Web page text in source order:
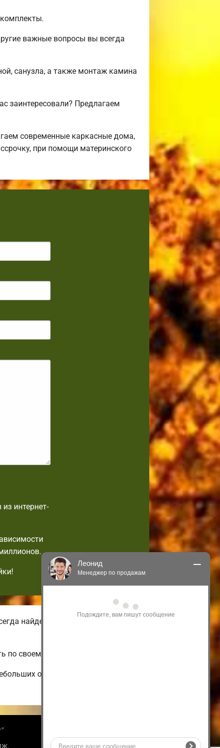
важные вопросы вы всегда
санузла, а также монтаж камина
заинтересовали? Предлагаем
современные каркасные дома,
при помощи материнского
интернет-
найдете зимние и летние
своему вкусу.
одноэтажных и недорогих
Леонид
Менеджер по продажам
Здравствуйте! Я могу
проконсультировать Вас по нашим
акциям и проектам.